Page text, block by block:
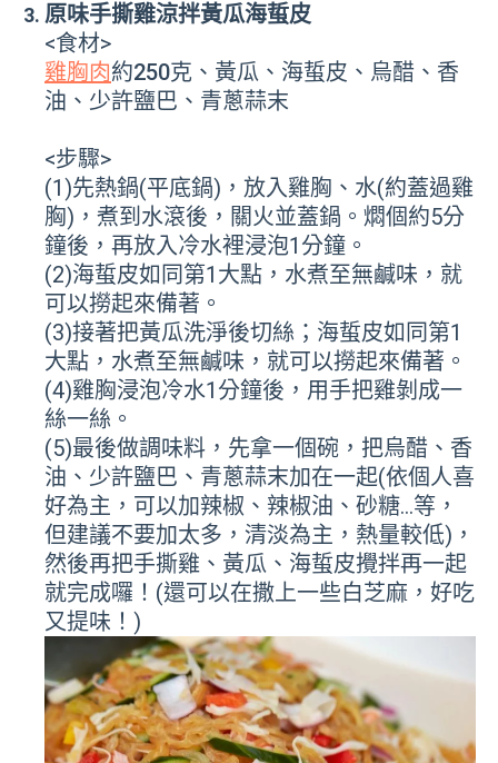
原味手撕雞涼拌黃瓜海蜇皮
<食材>
雞胸肉約250克、黃瓜、海蜇皮、烏醋、香
油、少許鹽巴、青蔥蒜末
<步驟>
(1)先熱鍋(平底鍋)，放入雞胸、水(約蓋過雞
胸)，煮到水滾後，關火並蓋鍋。燜個約5分
鐘後，再放入冷水裡浸泡1分鐘。
(2)海蜇皮如同第1大點，水煮至無鹹味，就
可以撈起來備著。
(3)接著把黃瓜洗淨後切絲；海蜇皮如同第1
大點，水煮至無鹹味，就可以撈起來備著。
(4)雞胸浸泡冷水1分鐘後，用手把雞剝成一
絲一絲。
(5)最後做調味料，先拿一個碗，把烏醋、香
油、少許鹽巴、青蔥蒜末加在一起(依個人喜
好為主，可以加辣椒、辣椒油、砂糖…等，
但建議不要加太多，清淡為主，熱量較低)，
然後再把手撕雞、黃瓜、海蜇皮攪拌再一起
就完成囉！(還可以在撒上一些白芝麻，好吃
又提味！)